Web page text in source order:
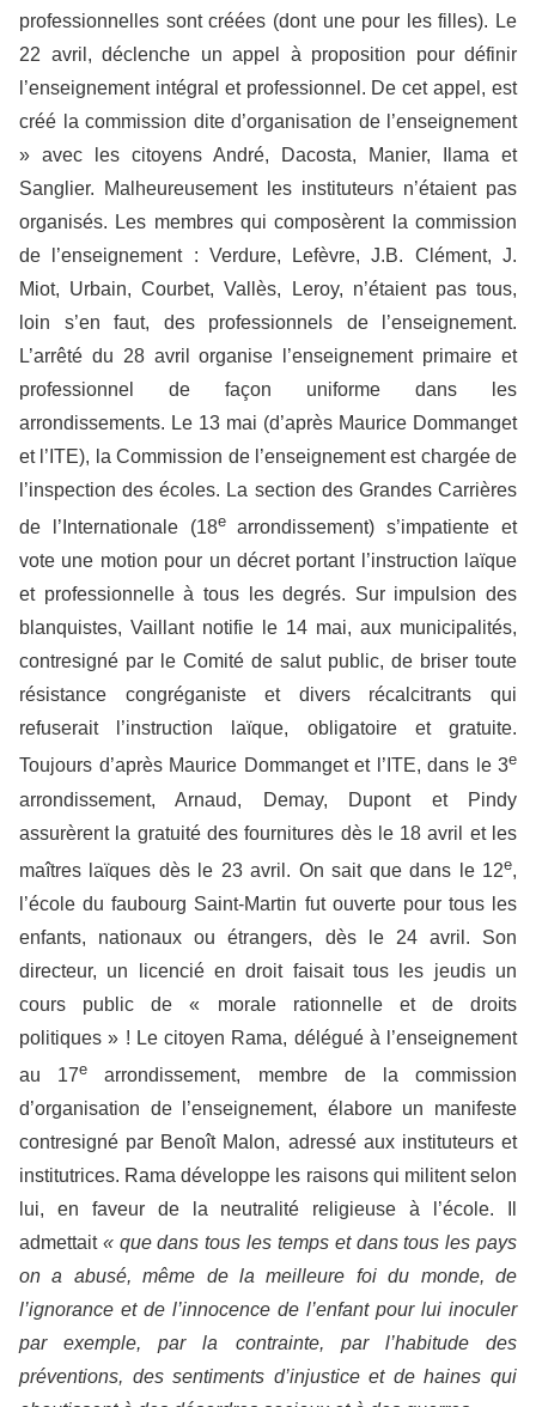
professionnelles sont créées (dont une pour les filles). Le
22 avril, déclenche un appel à proposition pour définir
l’enseignement intégral et professionnel. De cet appel, est
créé la commission dite d’organisation de l’enseignement
» avec les citoyens André, Dacosta, Manier, Ilama et
Sanglier. Malheureusement les instituteurs n’étaient pas
organisés. Les membres qui composèrent la commission
de l’enseignement : Verdure, Lefèvre, J.B. Clément, J.
Miot, Urbain, Courbet, Vallès, Leroy, n’étaient pas tous,
loin s’en faut, des professionnels de l’enseignement.
L’arrêté du 28 avril organise l’enseignement primaire et
professionnel de façon uniforme dans les
arrondissements. Le 13 mai (d’après Maurice Dommanget
et l’ITE), la Commission de l’enseignement est chargée de
l’inspection des écoles. La section des Grandes Carrières
de l’Internationale (18earrondissement) s’impatiente et
vote une motion pour un décret portant l’instruction laïque
et professionnelle à tous les degrés. Sur impulsion des
blanquistes, Vaillant notifie le 14 mai, aux municipalités,
contresigné par le Comité de salut public, de briser toute
résistance congréganiste et divers récalcitrants qui
refuserait l’instruction laïque, obligatoire et gratuite.
Toujours d’après Maurice Dommanget et l’ITE, dans le 3e
arrondissement, Arnaud, Demay, Dupont et Pindy
assurèrent la gratuité des fournitures dès le 18 avril et les
maîtres laïques dès le 23 avril. On sait que dans le 12e,
l’école du faubourg Saint-Martin fut ouverte pour tous les
enfants, nationaux ou étrangers, dès le 24 avril. Son
directeur, un licencié en droit faisait tous les jeudis un
cours public de « morale rationnelle et de droits
politiques » ! Le citoyen Rama, délégué à l’enseignement
au 17e arrondissement, membre de la commission
d’organisation de l’enseignement, élabore un manifeste
contresigné par Benoît Malon, adressé aux instituteurs et
institutrices. Rama développe les raisons qui militent selon
lui, en faveur de la neutralité religieuse à l’école. Il
admettait « que dans tous les temps et dans tous les pays
on a abusé, même de la meilleure foi du monde, de
l’ignorance et de l’innocence de l’enfant pour lui inoculer
par exemple, par la contrainte, par l’habitude des
préventions, des sentiments d’injustice et de haines qui